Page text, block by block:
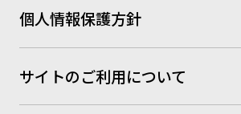
個人情報保護方針
サイトのご利用について